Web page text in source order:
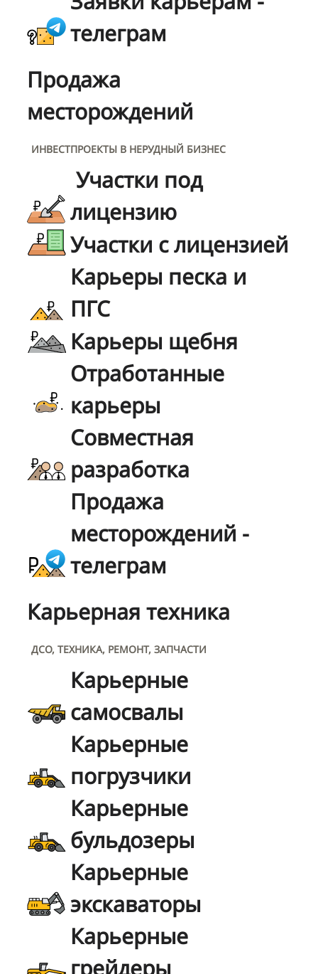
телеграм
Продажа
месторождений
ИНВЕСТПРОЕКТЫ В НЕРУДНЫЙ БИЗНЕС
Участки под
лицензию
Участки с лицензией
Карьеры песка и
ПГС
Карьеры щебня
Отработанные
карьеры
Совместная
разработка
Продажа
месторождений -
телеграм
Карьерная техника
ДСО, ТЕХНИКА, РЕМОНТ, ЗАПЧАСТИ
Карьерные
самосвалы
Карьерные
погрузчики
Карьерные
бульдозеры
Карьерные
экскаваторы
Карьерные
грейдеры